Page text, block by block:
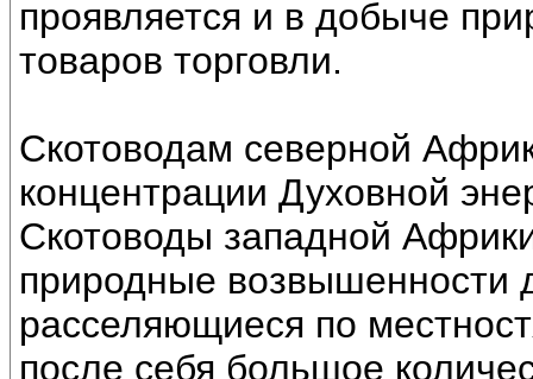
проявляется и в добыче
товаров торговли.
Скотоводам северной
концентрации Духовной
Скотоводы западной
природные возвышенности
расселяющиеся по
после себя большое